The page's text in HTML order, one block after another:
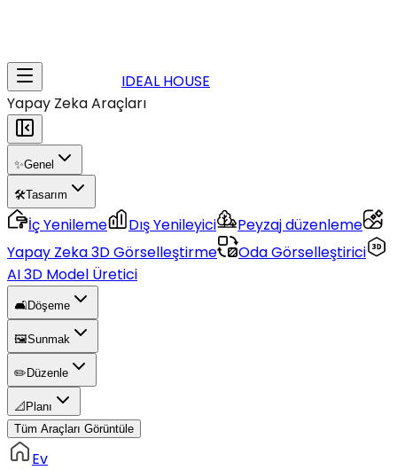
IDEAL HOUSE
Yapay Zeka Araçları
✨Genel
🛠️Tasarım
İç Yenileme Dış Yenileyici
Peyzaj düzenleme
Yapay Zeka 3D Görselleştirme
Oda Görselleştirici
AI 3D Model Üretici
🛋️Döşeme
🖼️Sunmak
✏️ Düzenle
📐 Planı
Tüm Araçları Görüntüle
Ev